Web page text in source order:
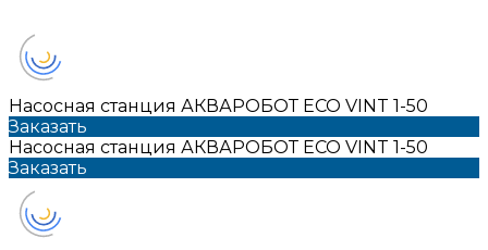
Насосная станция АКВАРОБОТ ECO VINT 1-50
Заказать
Насосная станция АКВАРОБОТ ECO VINT 1-50
Заказать